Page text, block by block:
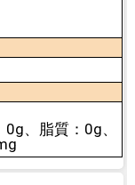
、脂質：0g、